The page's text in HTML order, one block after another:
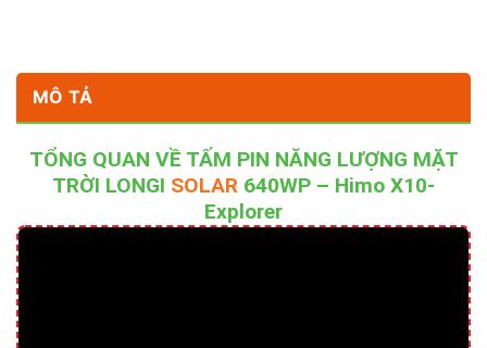
MÔ TẢ
TỔNG QUAN VỀ TẤM PIN NĂNG LƯỢNG MẶT
TRỜI LONGI SOLAR 640WP – Himo X10-
Explorer